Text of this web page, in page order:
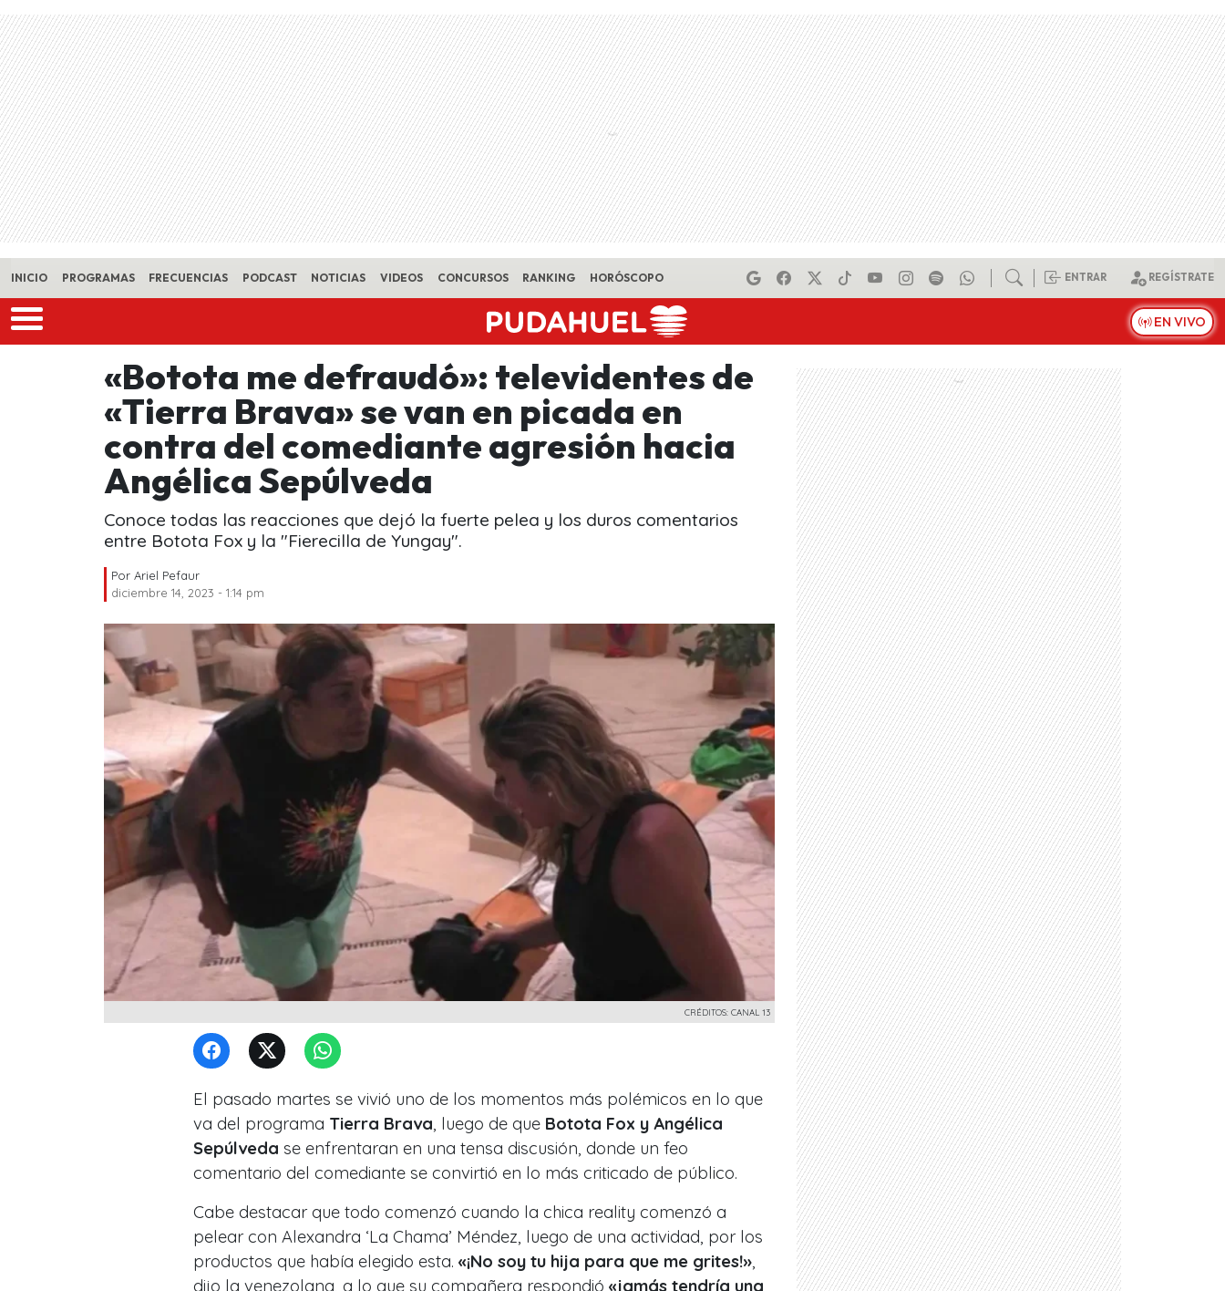
Skip to main content
INICIO PROGRAMAS FRECUENCIAS PODCAST NOTICIAS VIDEOS CONCURSOS RANKING HORÓSCOPO ENTRAR REGÍSTRATE
EN VIVO
«Botota me defraudó»: televidentes de
«Tierra Brava» se van en picada en
contra del comediante agresión hacia
Angélica Sepúlveda
Conoce todas las reacciones que dejó la fuerte pelea y los duros comentarios
entre Botota Fox y la "Fierecilla de Yungay".
Por Ariel Pefaur
diciembre 14, 2023 - 1:14 pm
CRÉDITOS: CANAL 13
El pasado martes se vivió uno de los momentos más polémicos en lo que
va del programa Tierra Brava , luego de que Botota Fox y Angélica
Sepúlveda se enfrentaran en una tensa discusión, donde un feo
comentario del comediante se convirtió en lo más criticado de público.
Cabe destacar que todo comenzó cuando la chica reality comenzó a
pelear con Alexandra ‘La Chama’ Méndez, luego de una actividad, por los
productos que había elegido esta. «¡No soy tu hija para que me grites!»
dijo la venezolana, a lo que su compañera respondió «jamás tendría una